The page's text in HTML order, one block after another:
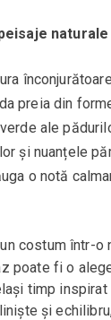
naturale
preia din
ale
și nuanțele
o notă
costum într-o
poate fi o
timp inspirat
și